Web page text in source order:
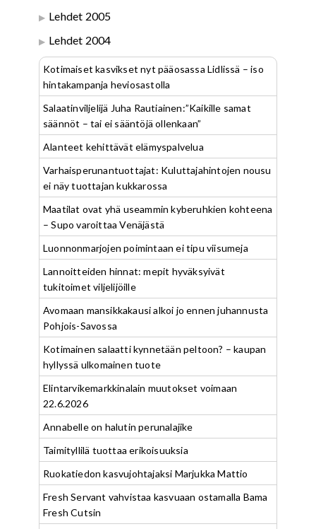
Lehdet 2005
Lehdet 2004
Kotimaiset kasvikset nyt pääosassa Lidlissä – iso
hintakampanja heviosastolla
Salaatinviljelijä Juha Rautiainen:”Kaikille samat
säännöt – tai ei sääntöjä ollenkaan”
Alanteet kehittävät elämyspalvelua
Varhaisperunantuottajat: Kuluttajahintojen nousu
ei näy tuottajan kukkarossa
Maatilat ovat yhä useammin kyberuhkien kohteena
– Supo varoittaa Venäjästä
Luonnonmarjojen poimintaan ei tipu viisumeja
Lannoitteiden hinnat: mepit hyväksyivät
tukitoimet viljelijöille
Avomaan mansikkakausi alkoi jo ennen juhannusta
Pohjois-Savossa
Kotimainen salaatti kynnetään peltoon? – kaupan
hyllyssä ulkomainen tuote
Elintarvikemarkkinalain muutokset voimaan
22.6.2026
Annabelle on halutin perunalajike
Taimityllilä tuottaa erikoisuuksia
Ruokatiedon kasvujohtajaksi Marjukka Mattio
Fresh Servant vahvistaa kasvuaan ostamalla Bama
Fresh Cutsin